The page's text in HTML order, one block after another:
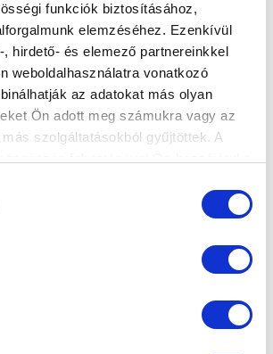
funkciók biztosításához,
elemzéséhez. Ezenkívül
hirdető- és elemező partnereinkkel
weboldalhasználatra vonatkozó
az adatokat más olyan
Ön adott meg számukra vagy az
szolgáltatásokból gyűjtöttek. A